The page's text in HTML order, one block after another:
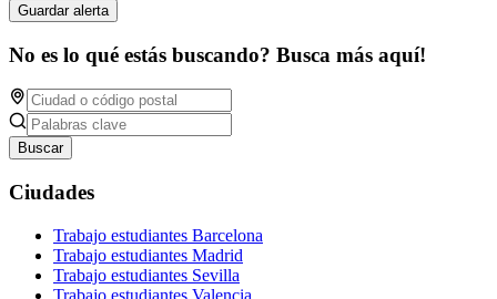
Guardar alerta
No es lo qué estás buscando? Busca más aquí!
Buscar
Ciudades
Trabajo estudiantes Barcelona
Trabajo estudiantes Madrid
Trabajo estudiantes Sevilla
Trabajo estudiantes Valencia